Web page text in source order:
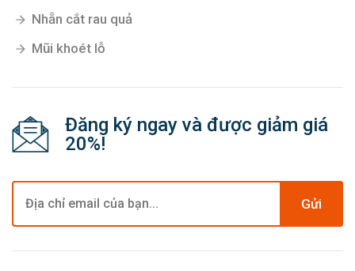
Nhẵn cắt rau quả
Mũi khoét lỗ
Đăng ký ngay và được giảm giá
20%!
Gửi